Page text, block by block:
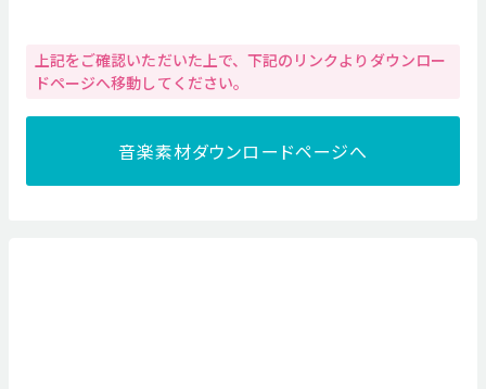
上記をご確認いただいた上で、下記のリンクよりダウンロー
ドページへ移動してください。
音楽素材ダウンロードページへ